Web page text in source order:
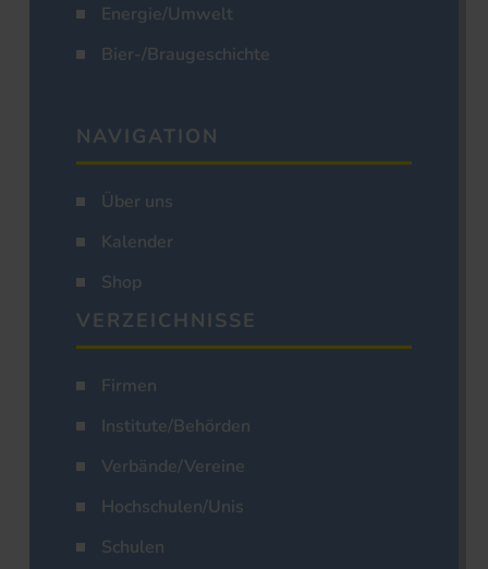
Energie/Umwelt
Bier-/Braugeschichte
NAVIGATION
Über uns
Kalender
Shop
VERZEICHNISSE
Firmen
Institute/Behörden
Verbände/Vereine
Hochschulen/Unis
Schulen